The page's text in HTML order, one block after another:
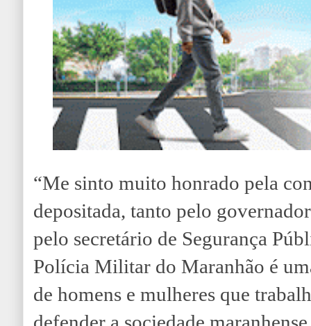
“Me sinto muito honrado pela
depositada, tanto pelo
pelo secretário de Segurança
Polícia Militar do Maranhão é
de homens e mulheres que